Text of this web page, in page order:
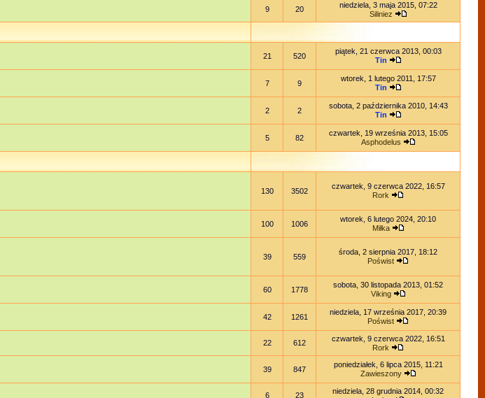
9 20
niedziela, 3 maja 2015, 07:22
Siliniez
21 520
piątek, 21 czerwca 2013, 00:03
Tin
7 9
wtorek, 1 lutego 2011, 17:57
Tin
2 2
sobota, 2 października 2010, 14:43
Tin
5 82
czwartek, 19 września 2013, 15:05
Asphodelus
130 3502
czwartek, 9 czerwca 2022, 16:57
Rork
100 1006
wtorek, 6 lutego 2024, 20:10
Miłka
39 559
środa, 2 sierpnia 2017, 18:12
Poświst
60 1778
sobota, 30 listopada 2013, 01:52
Viking
42 1261
niedziela, 17 września 2017, 20:39
Poświst
22 612
czwartek, 9 czerwca 2022, 16:51
Rork
39 847
poniedziałek, 6 lipca 2015, 11:21
Zawieszony
6 23
niedziela, 28 grudnia 2014, 00:32